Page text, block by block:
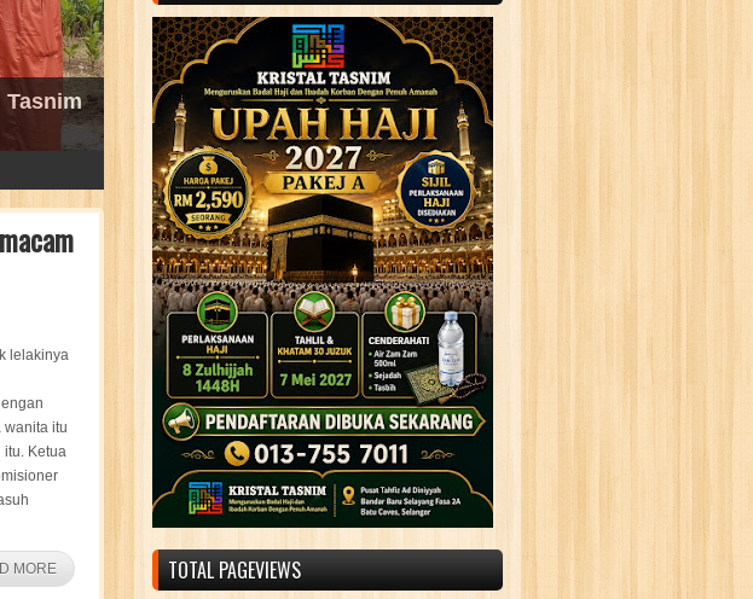
lelakinya
wanita itu
itu. Ketua
MORE TOTAL PAGEVIEWS